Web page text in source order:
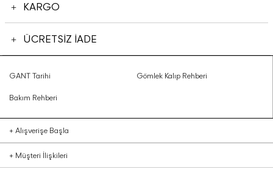
KARGO
ÜCRETSİZ İADE
GANT Tarihi Gömlek Kalıp Rehberi
Bakım Rehberi
+ Alışverişe Başla
+ Müşteri İlişkileri